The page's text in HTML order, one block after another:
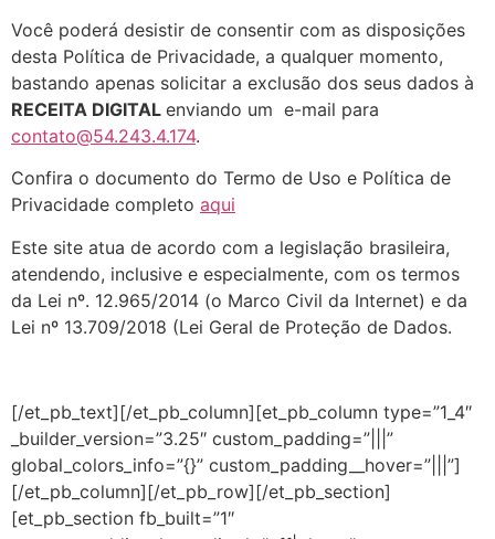
Você poderá desistir de consentir com as disposições
desta Política de Privacidade, a qualquer momento,
bastando apenas solicitar a exclusão dos seus dados à
RECEITA DIGITAL enviando um e-mail para
contato@54.243.4.174.
Confira o documento do Termo de Uso e Política de
Privacidade completo aqui
Este site atua de acordo com a legislação brasileira,
atendendo, inclusive e especialmente, com os termos
da Lei nº. 12.965/2014 (o Marco Civil da Internet) e da
Lei nº 13.709/2018 (Lei Geral de Proteção de Dados.
[/et_pb_text][/et_pb_column][et_pb_column type=”1_4″
_builder_version=”3.25″ custom_padding=”|||”
global_colors_info=”{}” custom_padding__hover=”|||”]
[/et_pb_column][/et_pb_row][/et_pb_section]
[et_pb_section fb_built=”1″